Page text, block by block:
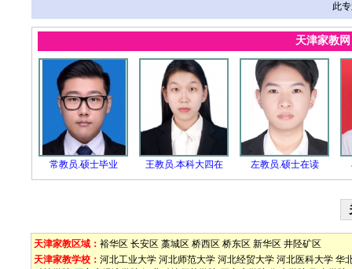
此
天津家教
常教员.硕士毕业 王教员.本科大四在 左教员.硕士在读
天津家教区域： 裕华区 长安区 藁城区 桥西区 桥东区 新华区 井陉矿区
天津家教学校： 河北工业大学 河北师范大学 河北经贸大学 河北医科大学 华